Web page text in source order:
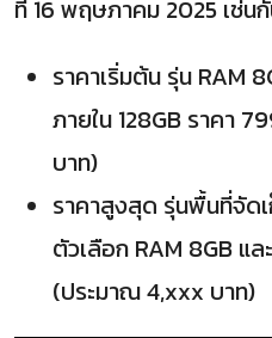
ที่ 16 พฤษภาคม 2025 เช่น
ราคาเริ่มต้น รุ่น RAM
ภายใน 128GB ราคา
บาท)
ราคาสูงสุด รุ่นพื้นที่จัด
ตัวเลือก RAM 8GB แล
(ประมาณ 4,xxx บาท)